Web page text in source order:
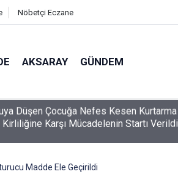
Nöbetçi Eczane
AKSARAY GÜNDEM
Karşı Mücadelenin Startı Verildi
Madde Ele Geçirildi